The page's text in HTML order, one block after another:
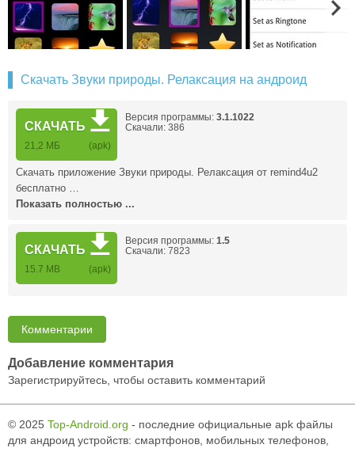
Скачать Звуки природы. Релаксация на андроид
СКАЧАТЬ
21,2 МБ (apk)
Версия программы: 3.1.1022
Скачали: 386
Скачать приложение Звуки природы. Релаксация от remind4u2
бесплатно …
Показать полностью ...
СКАЧАТЬ
15.7 MB (apk)
Версия программы: 1.5
Скачали: 7823
Комментарии
Добавление комментария
Зарегистрируйтесь, чтобы оставить комментарий
© 2025 Top-Android.org - последние официальные apk файлы
для андроид устройств: смартфонов, мобильных телефонов,